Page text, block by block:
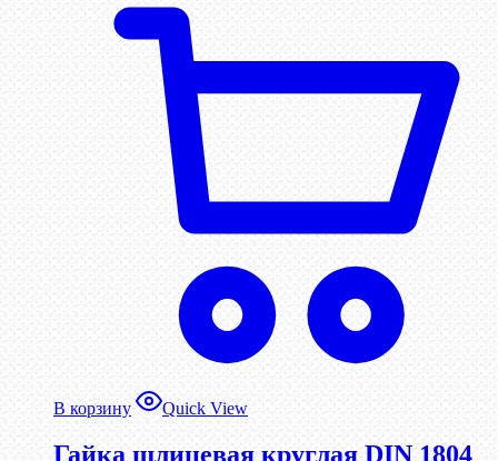
В корзину Quick View
Гайка шлицевая круглая DIN 1804